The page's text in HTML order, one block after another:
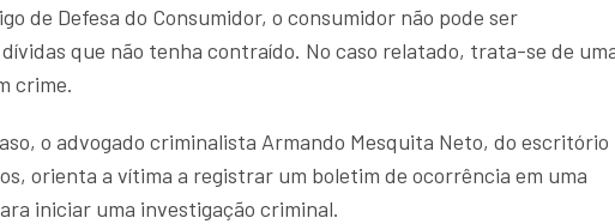
de Defesa do Consumidor, o consumidor não pode ser
que não tenha contraído. No caso relatado, trata-se de
crime.
o advogado criminalista Armando Mesquita Neto, do escritório
orienta a vítima a registrar um boletim de ocorrência em uma
iniciar uma investigação criminal.